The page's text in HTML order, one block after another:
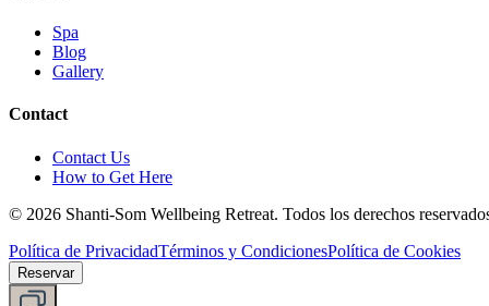
Spa
Blog
Gallery
Contact
Contact Us
How to Get Here
© 2026 Shanti-Som Wellbeing Retreat. Todos los derechos
Política de PrivacidadTérminos y CondicionesPolítica de Cookies
Reservar